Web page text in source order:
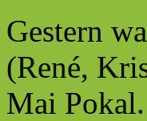
Gestern
(René,
Mai Pokal.